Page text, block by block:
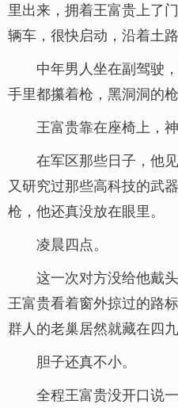
里出来，拥着王富贵上了
辆车，很快启动，沿着土路
中年男人坐在副驾驶
手里都攥着枪，黑洞洞的
王富贵靠在座椅上，神
在军区那些日子，他
又研究过那些高科技的武
枪，他还真没放在眼里。
凌晨四点。
这一次对方没给他戴
王富贵看着窗外掠过的
群人的老巢居然就藏在四
胆子还真不小。
全程王富贵没开口说